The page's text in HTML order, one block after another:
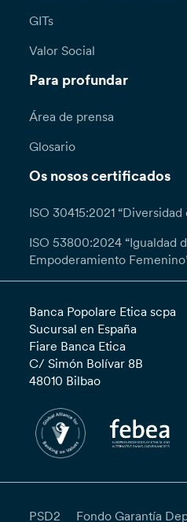
GITs
Valor Social
Para profundar
Área de prensa
Glosario
Os nosos certificados
ISO 30415:2021
ISO 53800:2024 “Igualdad
Empoderamiento
Banca Popolare Etica scpa
Sucursal en España
Fiare Banca Etica
C/ Simón Bolívar 8B
48010 Bilbao
PSD2 Fondo Garantía